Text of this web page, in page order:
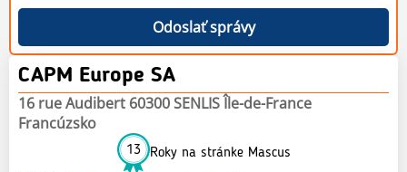
Odoslať správy
CAPM Europe SA
16 rue Audibert 60300 SENLIS Île-de-France
Francúzsko
13 Roky na stránke Mascus